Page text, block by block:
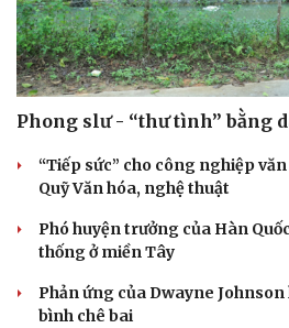
Cải chính
Phong slư - “thư tình” bằng
“Tiếp sức” cho công nghiệp
Quỹ Văn hóa, nghệ thuật
Phó huyện trưởng của Hàn
thống ở miền Tây
Phản ứng của Dwayne
bình chê bai